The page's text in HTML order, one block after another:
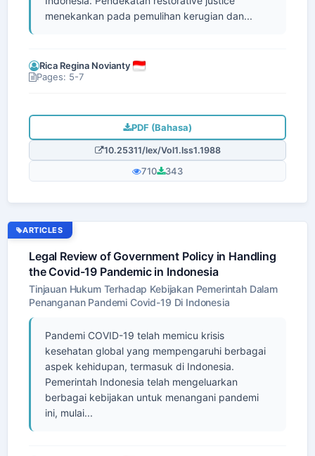
menekankan pada pemulihan kerugian dan...
Rica Regina Novianty
Pages: 5-7
PDF (Bahasa)
10.25311/lex/Vol1.Iss1.1988
710 343
ARTICLES
Legal Review of Government Policy in Handling
the Covid-19 Pandemic in Indonesia
Tinjauan Hukum Terhadap Kebijakan Pemerintah Dalam
Penanganan Pandemi Covid-19 Di Indonesia
Pandemi COVID-19 telah memicu krisis
kesehatan global yang mempengaruhi berbagai
aspek kehidupan, termasuk di Indonesia.
Pemerintah Indonesia telah mengeluarkan
berbagai kebijakan untuk menangani pandemi
ini, mulai...